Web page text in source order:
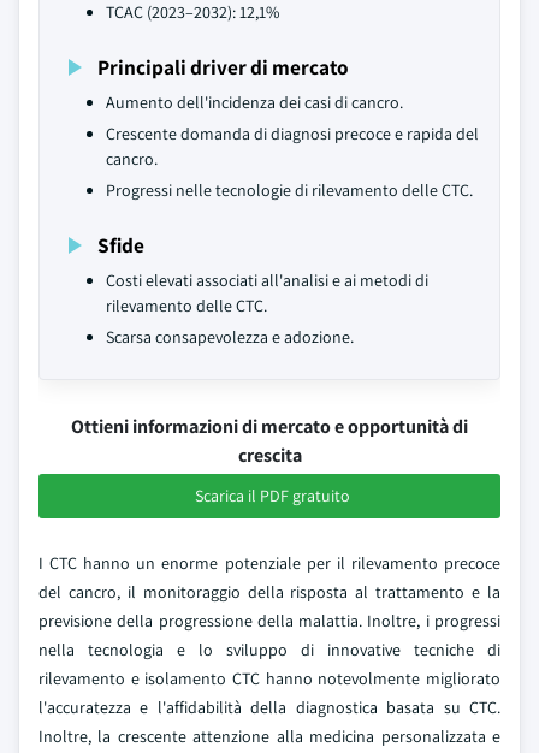
TCAC (2023–2032): 12,1%
Principali driver di mercato
Aumento dell'incidenza dei casi di cancro.
Crescente domanda di diagnosi precoce e rapida del
cancro.
Progressi nelle tecnologie di rilevamento delle CTC.
Sfide
Costi elevati associati all'analisi e ai metodi di
rilevamento delle CTC.
Scarsa consapevolezza e adozione.
Ottieni informazioni di mercato e opportunità di
crescita
Scarica il PDF gratuito
I CTC hanno un enorme potenziale per il rilevamento precoce
del cancro, il monitoraggio della risposta al trattamento e la
previsione della progressione della malattia. Inoltre, i progressi
nella tecnologia e lo sviluppo di innovative tecniche di
rilevamento e isolamento CTC hanno notevolmente migliorato
l'accuratezza e l'affidabilità della diagnostica basata su CTC.
Inoltre, la crescente attenzione alla medicina personalizzata e